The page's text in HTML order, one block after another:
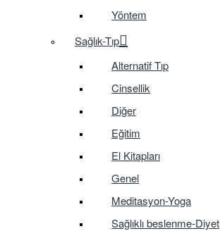
Yöntem
Sağlık-Tıp
Alternatif Tıp
Cinsellik
Diğer
Eğitim
El Kitapları
Genel
Meditasyon-Yoga
Sağlıklı beslenme-Diyet